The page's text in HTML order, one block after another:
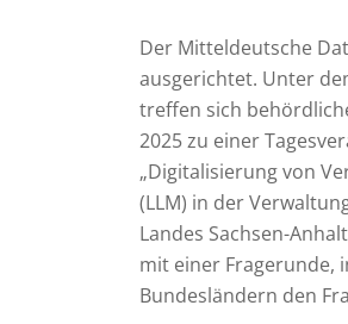
Der Mitteldeutsche
ausgerichtet. Unter
treffen sich
2025 zu einer
„Digitalisierung von
(LLM) in der
Landes Sachsen-
mit einer Fragerunde,
Bundesländern den